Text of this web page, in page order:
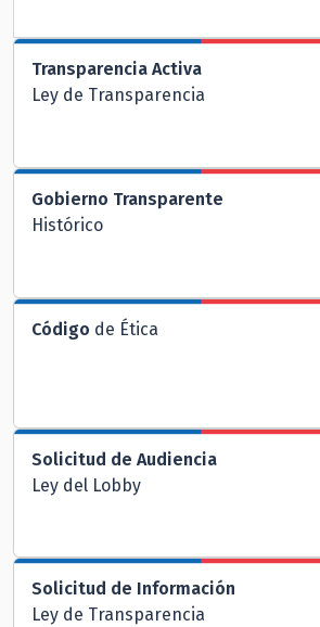
Transparencia Activa
Ley de Transparencia
Gobierno Transparente
Histórico
Código de Ética
Solicitud de Audiencia
Ley del Lobby
Solicitud de Información
Ley de Transparencia